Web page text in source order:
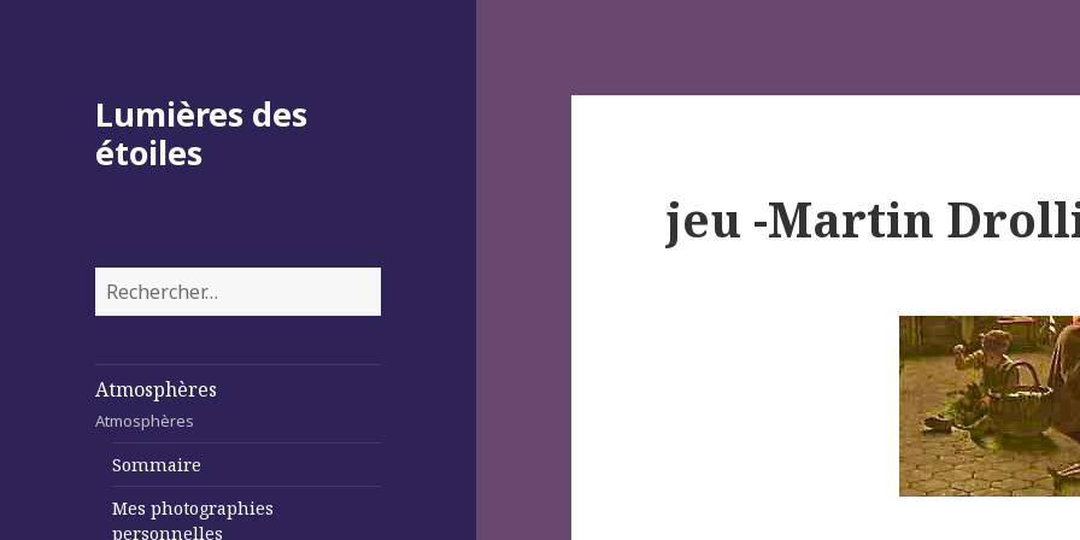
Lumières des
étoiles
Rechercher :
Atmosphères
Atmosphères
Sommaire
Mes photographies
personnelles
jeu -Martin